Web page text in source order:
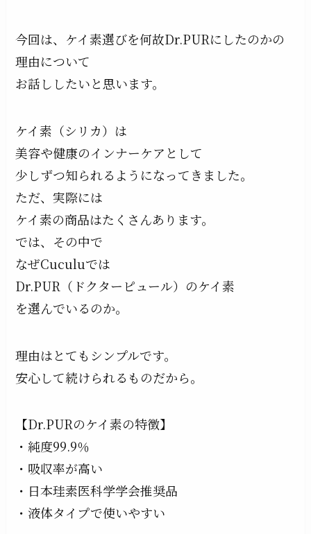
今回は、ケイ素選びを何故Dr.PURにしたのかの
理由について
お話ししたいと思います。
ケイ素（シリカ）は
美容や健康のインナーケアとして
少しずつ知られるようになってきました。
ただ、実際には
ケイ素の商品はたくさんあります。
では、その中で
なぜCuculuでは
Dr.PUR（ドクターピュール）のケイ素
を選んでいるのか。
理由はとてもシンプルです。
安心して続けられるものだから。
【Dr.PURのケイ素の特徴】
・純度99.9％
・吸収率が高い
・日本珪素医科学学会推奨品
・液体タイプで使いやすい